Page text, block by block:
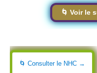
🌀 Voir le
🌀 Consulter le NHC →